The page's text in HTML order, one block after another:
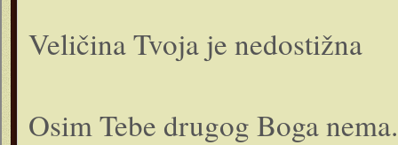
Veličina Tvoja je nedostižna
Osim Tebe drugog Boga nema.